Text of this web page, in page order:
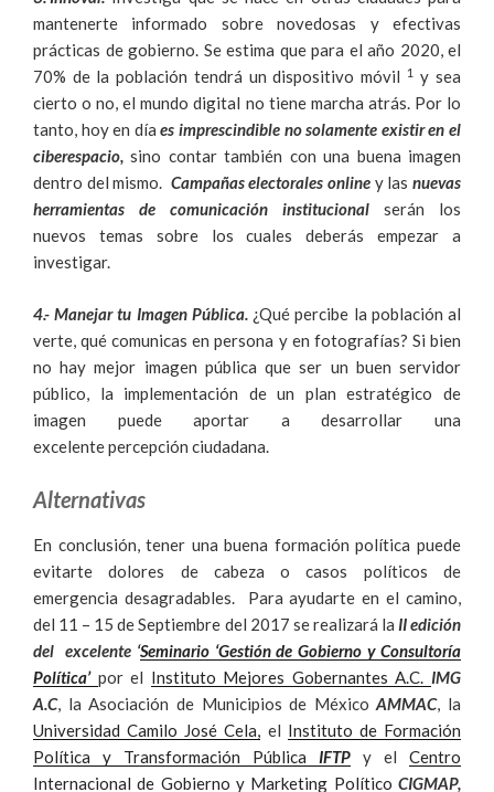
mantenerte informado sobre novedosas y efectivas
prácticas de gobierno. Se estima que para el año 2020, el
70% de la población tendrá un dispositivo móvil
1
y sea
cierto o no, el mundo digital no tiene marcha atrás. Por lo
tanto, hoy en díaes imprescindible no solamente existir en el
ciberespacio, sino contar también con una buena imagen
dentro del mismo. Campañas electorales online y lasnuevas
herramientas de comunicación institucional serán los
nuevos temas sobre los cuales deberás empezar a
investigar.
4.- Manejar tu Imagen Pública. ¿Qué percibe la población al
verte, qué comunicas en persona y en fotografías? Si bien
no hay mejor imagen pública que ser un buen servidor
público, la implementación de un plan estratégico de
imagen puede aportar a desarrollar una
excelente percepción ciudadana.
Alternativas
En conclusión, tener una buena formación política puede
evitarte dolores de cabeza o casos políticos de
emergencia desagradables. Para ayudarte en el camino,
del 11 – 15 de Septiembre del 2017 se realizará la II edición
del excelente ‘Seminario ‘Gestión de Gobierno y Consultoría
Política’ por el Instituto Mejores Gobernantes A.C. IMG
A.C, la Asociación de Municipios de MéxicoAMMAC, la
Universidad Camilo José Cela, el Instituto de Formación
Política y Transformación Pública IFTP y el Centro
Internacional de Gobierno y Marketing Político CIGMAP,